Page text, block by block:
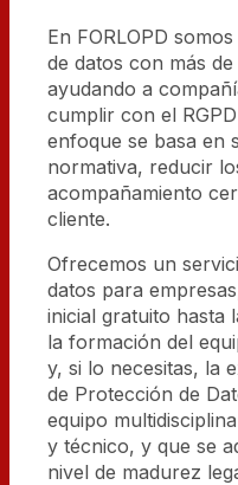
En FORLOPD
de datos con más
ayudando a
cumplir con el
enfoque se basa en
normativa, reducir
acompañamiento
cliente.
Ofrecemos un
datos para
inicial gratuito hasta
la formación del
y, si lo necesitas, la
de Protección de
equipo
y técnico, y que se
nivel de madurez